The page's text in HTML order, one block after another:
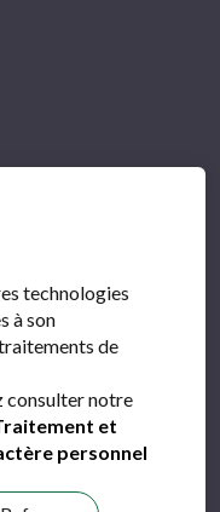
technologies
à son
de
consulter notre
et
personnel